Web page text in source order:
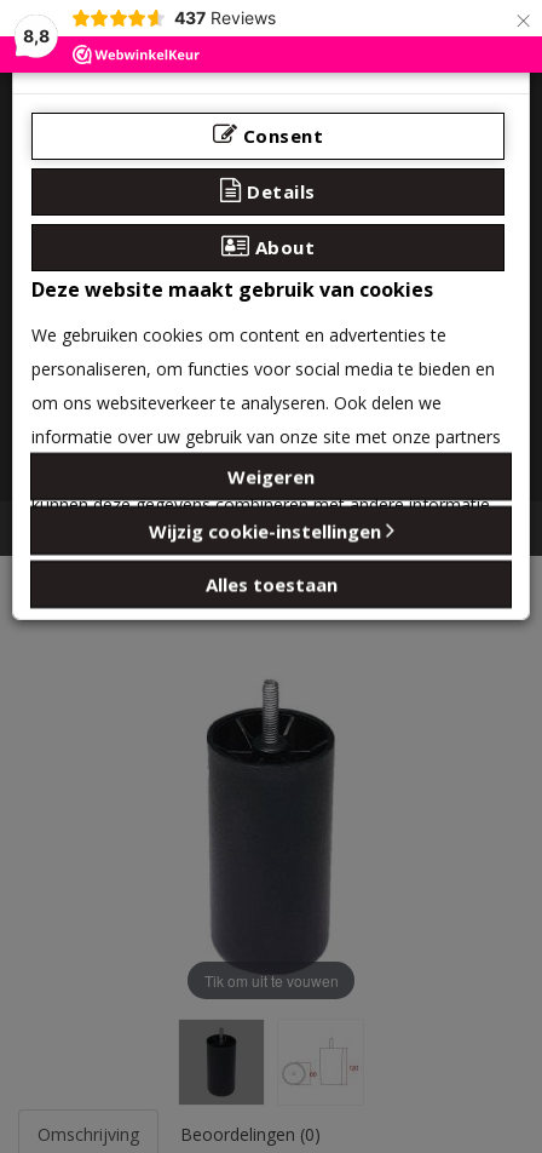
8,8
437 Reviews ×
0 product(en) - €0,00
Boxspring poten
Boxspring Poten 12 cm zwart 6x
Tik om uit te vouwen
Omschrijving Beoordelingen (0)
Consent
Details
About
Deze website maakt gebruik van cookies
We gebruiken cookies om content en advertenties te
personaliseren, om functies voor social media te bieden en
om ons websiteverkeer te analyseren. Ook delen we
informatie over uw gebruik van onze site met onze partners
voor social media, adverteren en analyse. Deze partners
kunnen deze gegevens combineren met andere informatie
die u aan ze heeft verstrekt of die ze hebben verzameld op
basis van uw gebruik van hun services.
Weigeren
Wijzig cookie-instellingen
Alles toestaan